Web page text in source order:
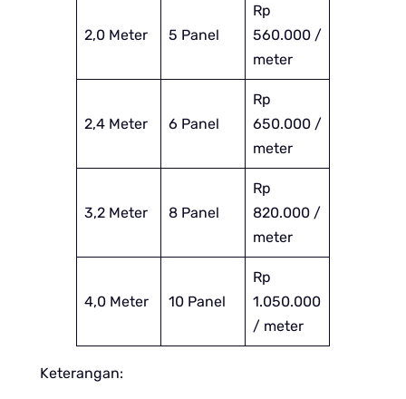
2,0 Meter 5 Panel
Rp
560.000 /
meter
2,4 Meter 6 Panel
Rp
650.000 /
meter
3,2 Meter 8 Panel
Rp
820.000 /
meter
4,0 Meter 10 Panel
Rp
1.050.000
/ meter
Keterangan: